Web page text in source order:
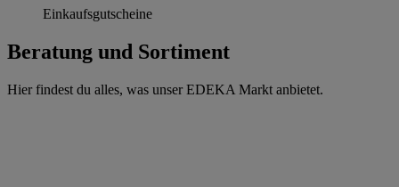
Einkaufsgutscheine
Beratung und Sortiment
Hier findest du alles, was unser EDEKA Markt anbietet.